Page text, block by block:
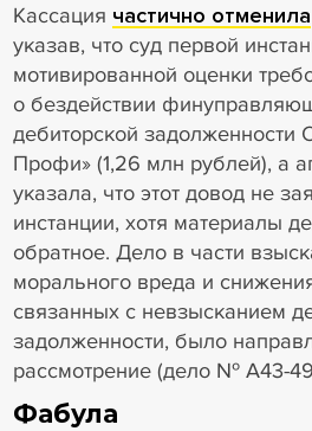
Кассация частично отменила
указав, что суд первой
мотивированной оценки
о бездействии
дебиторской
Профи» (1,26 млн рублей), а
указала, что этот довод не
инстанции, хотя материалы
обратное. Дело в части
морального вреда и
связанных с невзысканием
задолженности, было
рассмотрение (дело № А43-
Фабула